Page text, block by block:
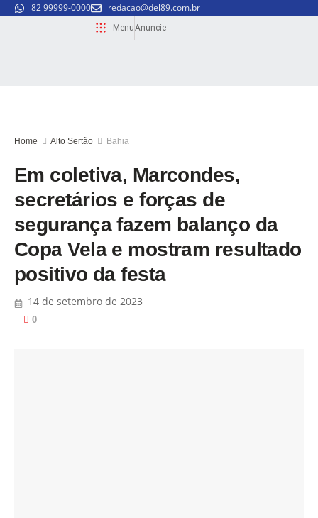
82 99999-0000 redacao@del89.com.br
MenuAnuncie
Home Alto Sertão Bahia
Em coletiva, Marcondes,
secretários e forças de
segurança fazem balanço da
Copa Vela e mostram resultado
positivo da festa
14 de setembro de 2023
0